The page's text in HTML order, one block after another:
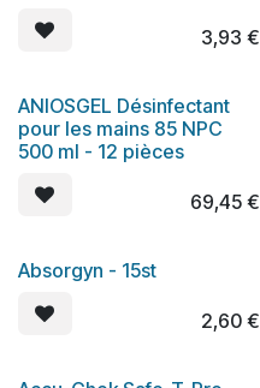
3,93 €
ANIOSGEL Désinfectant
pour les mains 85 NPC
500 ml - 12 pièces
69,45€
Absorgyn - 15st
2,60€